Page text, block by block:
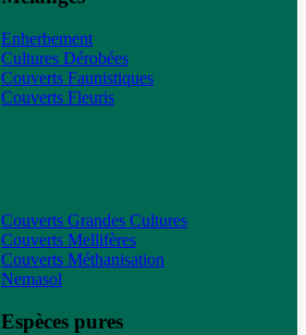
Enherbement
Cultures Dérobées
Couverts Faunistiques
Couverts Fleuris
Couverts Grandes Cultures
Couverts Mellifères
Couverts Méthanisation
Nemasol
Espèces pures